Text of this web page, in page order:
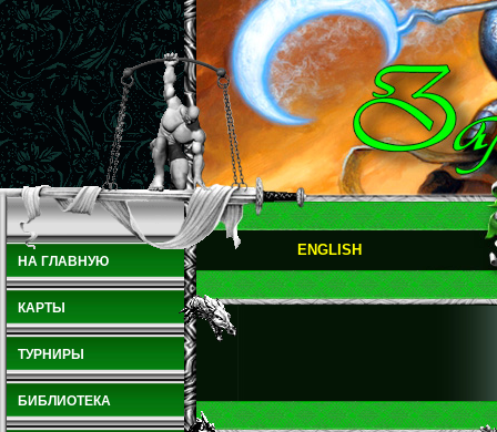
НА ГЛАВНУЮ
КАРТЫ
ТУРНИРЫ
БИБЛИОТЕКА
ENGLISH